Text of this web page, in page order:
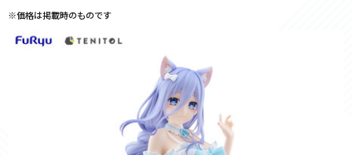
※価格は掲載時のものです